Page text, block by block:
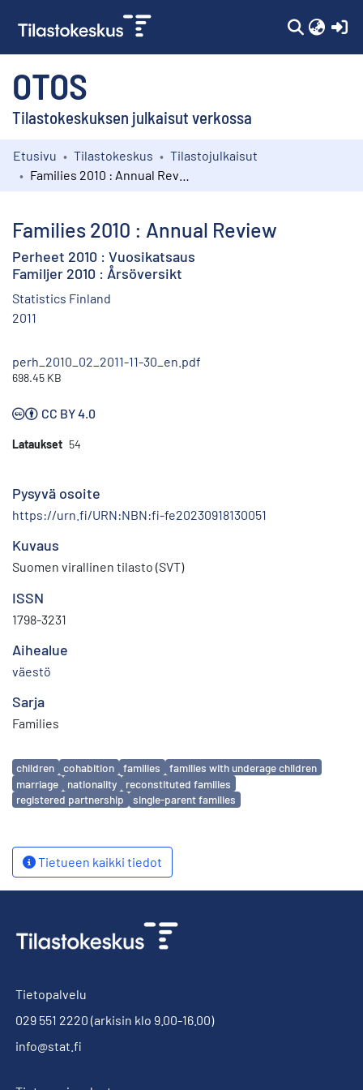
OTOS
Tilastokeskuksen julkaisut verkossa
Kokoelmat
Etusivu Tilastokeskus
Tilastojulkaisut
Families 2010 : Annual Review
Perheet 2010 : Vuosikatsaus
Familjer 2010 : Årsöversikt
Statistics Finland
2011
perh_2010_02_2011-11-30_en.pdf
698.45 KB
CC BY 4.0
Lataukset 54
Pysyvä osoite
https://urn.fi/URN:NBN:fi-fe20230918130051
Kuvaus
Suomen virallinen tilasto (SVT)
ISSN
1798-3231
Aihealue
väestö
Sarja
Families
Avainsanat
children cohabition families
families with underage children
marriage
nationality
reconstituted families
registered partnership
single-parent families
Tietueen kaikki tiedot
Tietopalvelu
029 551 2220 (arkisin klo 9.00-16.00)
info@stat.fi